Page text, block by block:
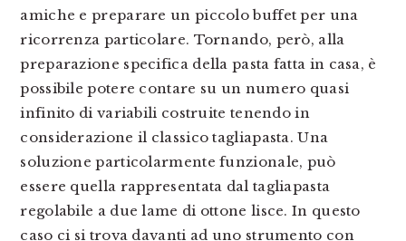
amiche e preparare un piccolo buffet per una
ricorrenza particolare. Tornando, però, alla
preparazione specifica della pasta fatta in casa, è
possibile potere contare su un numero quasi
infinito di variabili costruite tenendo in
considerazione il classico tagliapasta. Una
soluzione particolarmente funzionale, può
essere quella rappresentata dal tagliapasta
regolabile a due lame di ottone lisce. In questo
caso ci si trova davanti ad uno strumento con